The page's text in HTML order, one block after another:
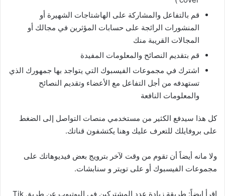
قم بالتفاعل والمشاركة على الهاشتاجات الشهيرة أو
المنشورات الرائجة على حسابات المؤثرين في مجالك أو
المجالات القريبة منك
قم بتقديم النصائح والمعلومات المفيدة
اشترك في مجموعات الفيسبوك التي يتواجد بها جمهورك الذي
تستهدفه من أجل التفاعل مع الأعضاء وتقديم النصائح
والمعلومات النافعة
كل هذا سيدفع الكثير من مستخدمي منصات التواصل إلى الضغط
على بروفايلك للتعرف عليك وهنا يكتشفون قناتك.
ولا مانه أيضاً أن تقوم من وقت لآخر بترويج بعض فيديوهاتك على
مجموعات الفيسبوك أو على تويتر و سنابشات.
اقرأ ايضاً: طريقة زيادة عدد المشتركين في اليوتيوب عن طريق Tik